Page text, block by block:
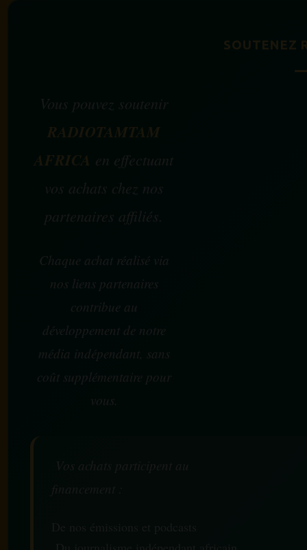
SOUTENEZ
Vous pouvez soutenir
RADIOTAMTAM
AFRICA en effectuant
vos achats chez nos
partenaires affiliés.
Chaque achat réalisé via
nos liens partenaires
contribue au
développement de notre
média indépendant, sans
coût supplémentaire pour
vous.